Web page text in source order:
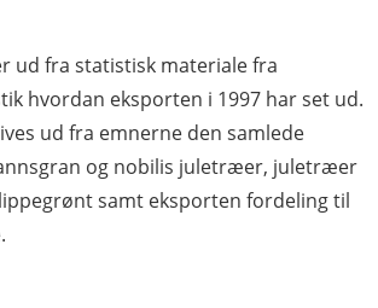
ud fra statistisk materiale fra
hvordan eksporten i 1997 har set ud.
ud fra emnerne den samlede
og nobilis juletræer, juletræer
samt eksporten fordeling til